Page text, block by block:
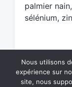
palmier
sélénium,
Nous utilisons
expérience sur
site, nous